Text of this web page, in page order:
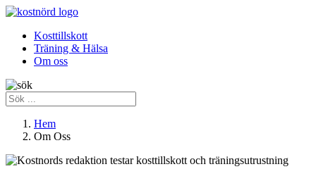
Kosttillskott
Träning & Hälsa
Om oss
Hem
Om Oss